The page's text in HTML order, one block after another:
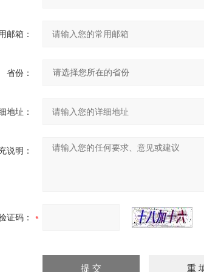
邮箱：
省份：
地址：
说明：
证码：